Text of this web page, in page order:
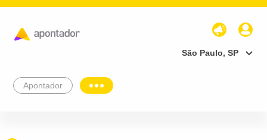
São Paulo, SP
Apontador